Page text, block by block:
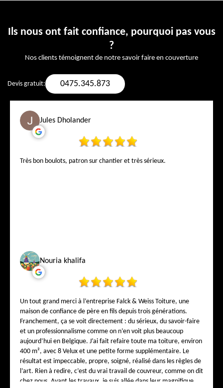
Ils nous ont fait confiance, pourquoi pas vous
?
Nos clients témoignent de notre savoir faire en couverture
Devis gratuit: 0475.345.873
Jules Dholander
Très bon boulots, patron sur chantier et très sérieux.
Nouria khalifa
Un tout grand merci à l’entreprise Falck & Weiss Toiture, une
maison de confiance de père en fils depuis trois générations.
Franchement, ça se voit directement : du sérieux, du savoir-faire
et un professionnalisme comme on n’en voit plus beaucoup
aujourd’hui en Belgique. J’ai fait refaire toute ma toiture, environ
400 m², avec 8 Velux et une petite forme supplémentaire. Le
résultat est impeccable, propre, soigné, réalisé dans les règles de
l’art. Rien à redire, c’est du vrai travail de couvreur, comme on dit
chez nous. Avant les travaux, je suis allée dans leur magnifique